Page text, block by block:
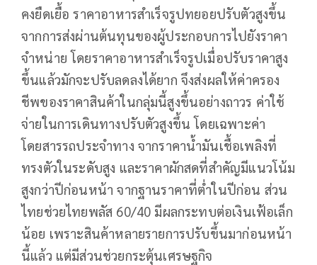
คงยืดเยื้อ ราคาอาหารสำเร็จรูปทยอยปรับตัวสูงขึ้น
จากการส่งผ่านต้นทุนของผู้ประกอบการไปยังราคา
จำหน่าย โดยราคาอาหารสำเร็จรูปเมื่อปรับราคาสูง
ขึ้นแล้วมักจะปรับลดลงได้ยาก จึงส่งผลให้ค่าครอง
ชีพของราคาสินค้าในกลุ่มนี้สูงขึ้นอย่างถาวร ค่าใช้
จ่ายในการเดินทางปรับตัวสูงขึ้น โดยเฉพาะค่า
โดยสารรถประจำทาง จากราคาน้ำมันเชื้อเพลิงที่
ทรงตัวในระดับสูง และราคาผักสดที่สำคัญมีแนวโน้ม
สูงกว่าปีก่อนหน้า จากฐานราคาที่ต่ำในปีก่อน ส่วน
ไทยช่วยไทยพลัส 60/40 มีผลกระทบต่อเงินเฟ้อเล็ก
น้อย เพราะสินค้าหลายรายการปรับขึ้นมาก่อนหน้า
นี้แล้ว แต่มีส่วนช่วยกระตุ้นเศรษฐกิจ